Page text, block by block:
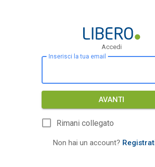
Accedi
Inserisci la tua email
AVANTI
Rimani collegato
Non hai un account?